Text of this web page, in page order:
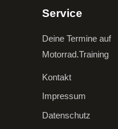
Service
Deine Termine auf
Motorrad.Training
Kontakt
Impressum
Datenschutz